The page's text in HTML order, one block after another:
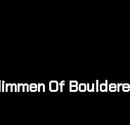
Of